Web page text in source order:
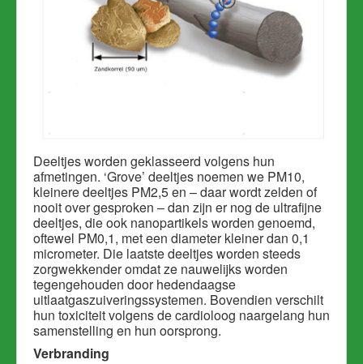
Deeltjes worden geklasseerd volgens hun
afmetingen. ‘Grove’ deeltjes noemen we PM10,
kleinere deeltjes PM2,5 en – daar wordt zelden of
nooit over gesproken – dan zijn er nog de ultrafijne
deeltjes, die ook nanopartikels worden genoemd,
oftewel PM0,1, met een diameter kleiner dan 0,1
micrometer. Die laatste deeltjes worden steeds
zorgwekkender omdat ze nauwelijks worden
tegengehouden door hedendaagse
uitlaatgaszuiveringssystemen. Bovendien verschilt
hun toxiciteit volgens de cardioloog naargelang hun
samenstelling en hun oorsprong.
Verbranding